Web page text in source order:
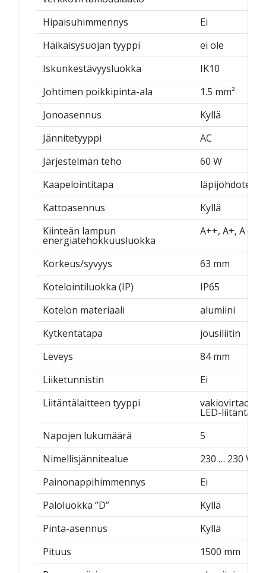
Hipaisuhimmennys
Ei
Häikäisysuojan tyyppi
ei ole
Iskunkestävyysluokka
IK10
Johtimen poikkipinta-ala
1.5 mm²
Jonoasennus
Kyllä
Jännitetyyppi
AC
Järjestelmän teho
60 W
Kaapelointitapa
läpijohdotettu
Kattoasennus
Kyllä
Kiinteän lampun
energiatehokkuusluokka
A++, A+, A
Korkeus/syvyys
63 mm
Kotelointiluokka (IP)
IP65
Kotelon materiaali
alumiini
Kytkentätapa
jousiliitin
Leveys
84 mm
Liiketunnistin
Ei
Liitäntälaitteen tyyppi
LED-
Napojen lukumäärä
5
Nimellisjännitealue
230 … 230 V
Painonappihimmennys
Ei
Paloluokka ”D”
Kyllä
Pinta-asennus
Kyllä
Pituus
1500 mm